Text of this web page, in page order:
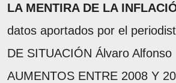
LA MENTIRA DE LA
datos aportados por el
DE SITUACIÓN Álvaro Alfonso
AUMENTOS ENTRE 2008 Y